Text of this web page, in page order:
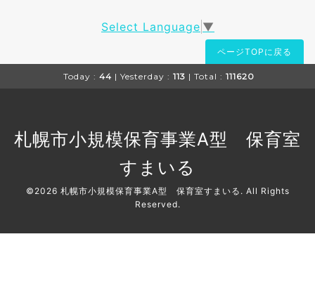
Select Language ▼
ページTOPに戻る
Today : 44 | Yesterday : 113 | Total : 111620
札幌市小規模保育事業A型 保育室
すまいる
©2026 札幌市小規模保育事業A型 保育室すまいる . All Rights
Reserved.